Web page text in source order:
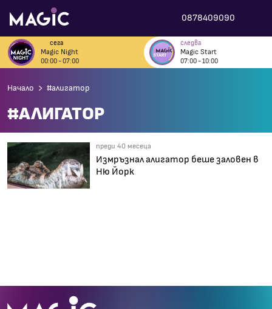
0878409090
сега
Magic Night
00:00 - 07:00
следва
Magic Start
07:00 - 10:00
Начало #алигатор
#АЛИГАТОР
преди 40 месеца
Измръзнал алигатор беше заловен в
Ню Йорк